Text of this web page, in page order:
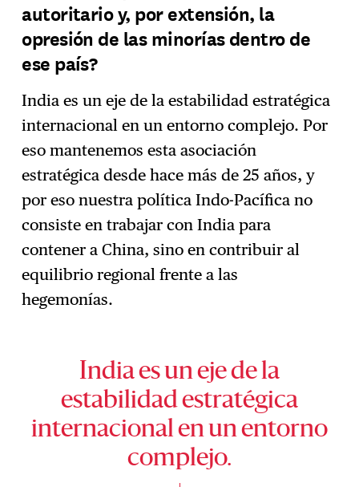
autoritario y, por extensión, la
opresión de las minorías dentro de
ese país?
India es un eje de la estabilidad estratégica
internacional en un entorno complejo. Por
eso mantenemos esta asociación
estratégica desde hace más de 25 años, y
por eso nuestra política Indo-Pacífica no
consiste en trabajar con India para
contener a China, sino en contribuir al
equilibrio regional frente a las
hegemonías.
India es un eje de la
estabilidad estratégica
internacional en un entorno
complejo.